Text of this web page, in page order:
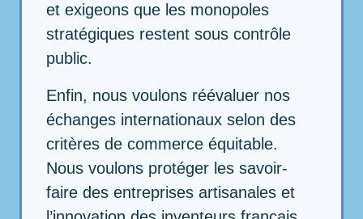
et exigeons que les monopoles
stratégiques restent sous contrôle
public.
Enfin, nous voulons réévaluer nos
échanges internationaux selon des
critères de commerce équitable.
Nous voulons protéger les savoir-
faire des entreprises artisanales et